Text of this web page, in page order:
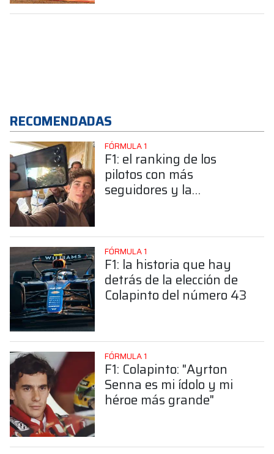
RECOMENDADAS
FÓRMULA 1
F1: el ranking de los
pilotos con más
seguidores y la
FÓRMULA 1
F1: la historia que hay
detrás de la elección de
Colapinto del número 43
FÓRMULA 1
F1: Colapinto: "Ayrton
Senna es mi ídolo y mi
héroe más grande"